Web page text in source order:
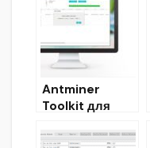
Antminer
Toolkit для
Настроить